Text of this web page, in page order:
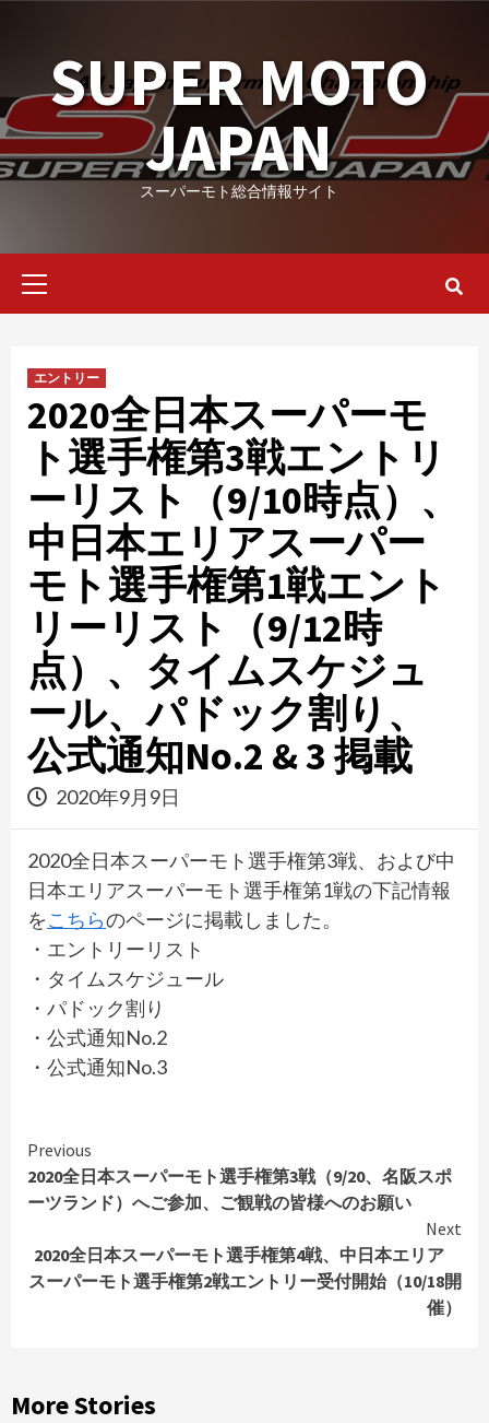
contentSUPER MOTO
JAPAN
スーパーモト総合情報サイト
Primary
エントリー
2020全日本スーパーモ
ト選手権第3戦エントリ
ーリスト（9/10時点）、
中日本エリアスーパー
モト選手権第1戦エント
リーリスト（9/12時
点）、タイムスケジュ
ール、パドック割り、
公式通知No.2 & 3 掲載
2020年9月9日
2020全日本スーパーモト選手権第3戦、および中
日本エリアスーパーモト選手権第1戦の下記情報
をこちらのページに掲載しました。
・エントリーリスト
・タイムスケジュール
・パドック割り
・公式通知No.2
・公式通知No.3
Continue
Reading
Previous
2020全日本スーパーモト選手権第3戦（9/20、名阪スポ
ーツランド）へご参加、ご観戦の皆様へのお願い
Next
2020全日本スーパーモト選手権第4戦、中日本エリア
スーパーモト選手権第2戦エントリー受付開始（10/18開
催）
More Stories